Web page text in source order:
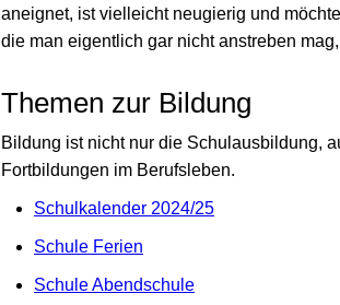
aneignet, ist vielleicht neugierig und
die man eigentlich gar nicht anstreben
Themen zur Bildung
Bildung ist nicht nur die Schulausbildung,
Fortbildungen im Berufsleben.
Schulkalender 2024/25
Schule Ferien
Schule Abendschule